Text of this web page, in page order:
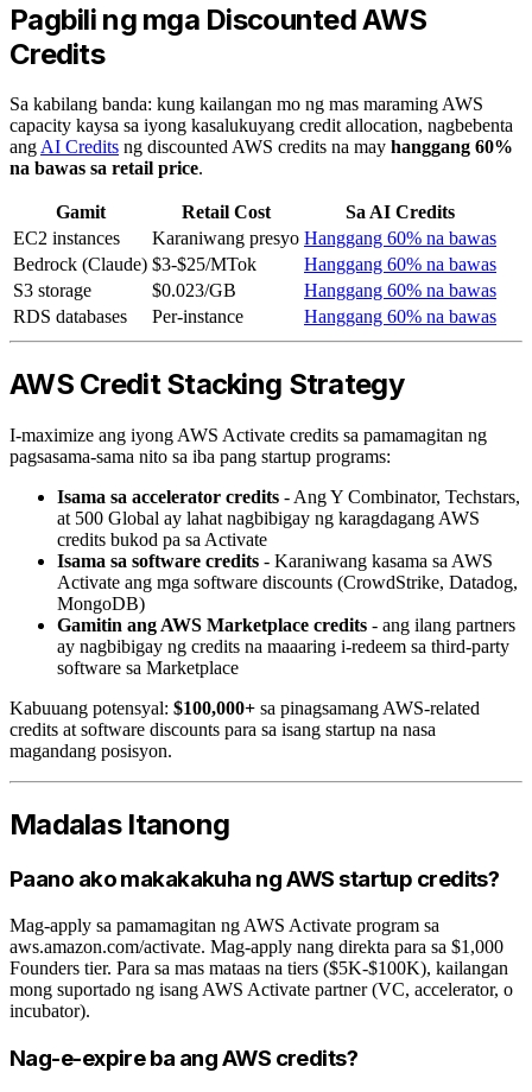
Pagbili ng mga Discounted AWS
Credits
Sa kabilang banda: kung kailangan mo ng mas maraming AWS
capacity kaysa sa iyong kasalukuyang credit allocation, nagbebenta
angAI Credits ng discounted AWS credits na may hanggang 60%
na bawas sa retail price.
Gamit Retail Cost
Sa AI Credits
EC2 instances
Karaniwang presyo Hanggang 60% na bawas
Bedrock (Claude) $3-$25/MTok
Hanggang 60% na bawas
S3 storage
$0.023/GB
Hanggang 60% na bawas
RDS databases
Per-instance Hanggang 60% na bawas
AWS Credit Stacking Strategy
I-maximize ang iyong AWS Activate credits sa pamamagitan ng
pagsasama-sama nito sa iba pang startup programs:
Isama sa accelerator credits - Ang Y Combinator, Techstars,
at 500 Global ay lahat nagbibigay ng karagdagang AWS
credits bukod pa sa Activate
Isama sa software credits - Karaniwang kasama sa AWS
Activate ang mga software discounts (CrowdStrike, Datadog,
MongoDB)
Gamitin ang AWS Marketplace credits - ang ilang partners
ay nagbibigay ng credits na maaaring i-redeem sa third-party
software sa Marketplace
Kabuuang potensyal: $100,000+ sa pinagsamang AWS-related
credits at software discounts para sa isang startup na nasa
magandang posisyon.
Madalas Itanong
Paano ako makakakuha ng AWS startup credits?
Mag-apply sa pamamagitan ng AWS Activate program sa
aws.amazon.com/activate. Mag-apply nang direkta para sa $1,000
Founders tier. Para sa mas mataas na tiers ($5K-$100K), kailangan
mong suportado ng isang AWS Activate partner (VC, accelerator, o
incubator).
Nag-e-expire ba ang AWS credits?